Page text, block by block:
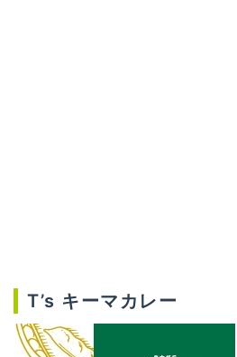
T’s キーマカレー